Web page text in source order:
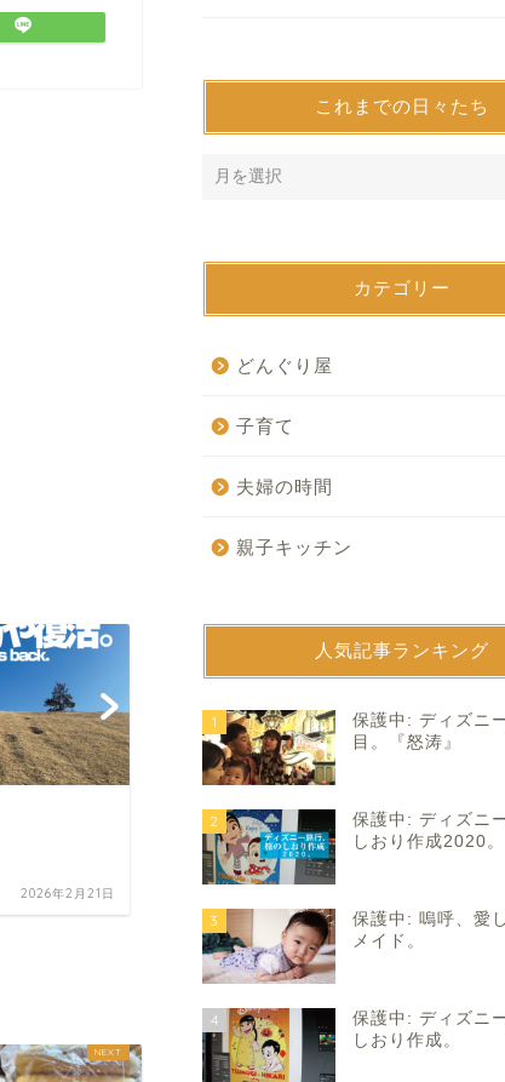
2026年2月21日
笑顔たくさん。
2022年7月18日
子育て
や
これまでの日々たち
カテゴリー
どんぐり屋
子育て
夫婦の時間
親子キッチン
人気記事ランキング
1
保護中: ディズニ
目。『怒涛』
2
保護中: ディズニ
しおり作成2020。
3
保護中: 嗚呼、愛
メイド。
4
保護中: ディズニ
しおり作成。